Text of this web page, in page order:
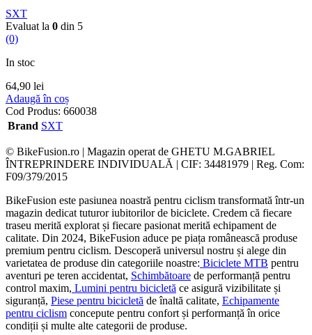
SXT
Evaluat la 0 din 5
(0)
In stoc
64,90 lei
Adaugă în coș
Cod Produs: 660038
Brand SXT
© BikeFusion.ro | Magazin operat de GHETU M.GABRIEL
ÎNTREPRINDERE INDIVIDUALĂ | CIF: 34481979 | Reg. Com:
F09/379/2015
BikeFusion este pasiunea noastră pentru ciclism transformată într-un
magazin dedicat tuturor iubitorilor de biciclete. Credem că fiecare
traseu merită explorat și fiecare pasionat merită echipament de
calitate. Din 2024, BikeFusion aduce pe piața românească produse
premium pentru ciclism. Descoperă universul nostru și alege din
varietatea de produse din categoriile noastre: Biciclete MTB pentru
aventuri pe teren accidentat, Schimbătoare de performanță pentru
control maxim, Lumini pentru bicicletă ce asigură vizibilitate și
siguranță, Piese pentru bicicletă de înaltă calitate, Echipamente
pentru ciclism concepute pentru confort și performanță în orice
condiții și multe alte categorii de produse.